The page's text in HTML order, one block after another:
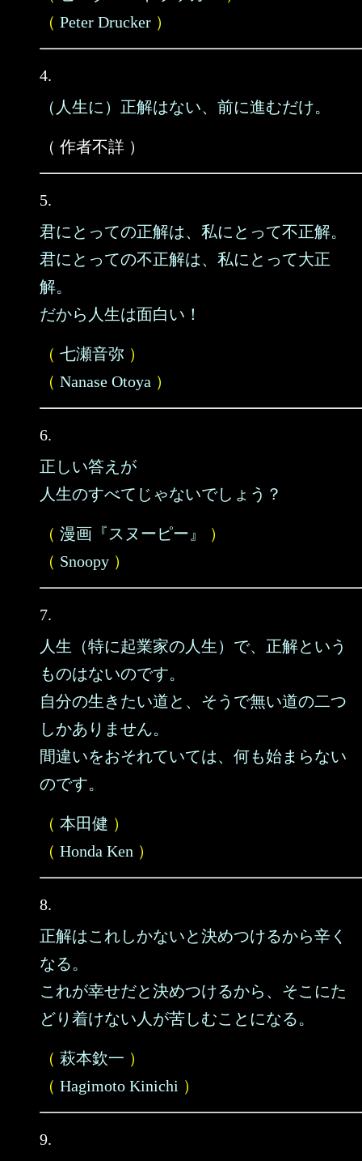
（ Peter Drucker ）
4.
（人生に）正解はない、前に進むだけ。
（ 作者不詳 ）
5.
君にとっての正解は、私にとって不正解。
君にとっての不正解は、私にとって大正
解。
だから人生は面白い！
（ 七瀬音弥 ）
（ Nanase Otoya ）
6.
正しい答えが
人生のすべてじゃないでしょう？
（ 漫画『スヌーピー』
）
（ Snoopy ）
7.
人生（特に起業家の人生）で、正解という
ものはないのです。
自分の生きたい道と、そうで無い道の二つ
しかありません。
間違いをおそれていては、何も始まらない
のです。
（ 本田健 ）
（ Honda Ken ）
8.
正解はこれしかないと決めつけるから辛く
なる。
これが幸せだと決めつけるから、そこにた
どり着けない人が苦しむことになる。
（ 萩本欽一 ）
（ Hagimoto Kinichi ）
9.